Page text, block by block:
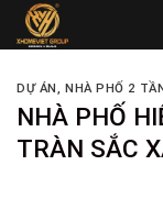
Skip
DỰ ÁN, NHÀ PHỐ 2
NHÀ PHỐ
TRÀN SẮC